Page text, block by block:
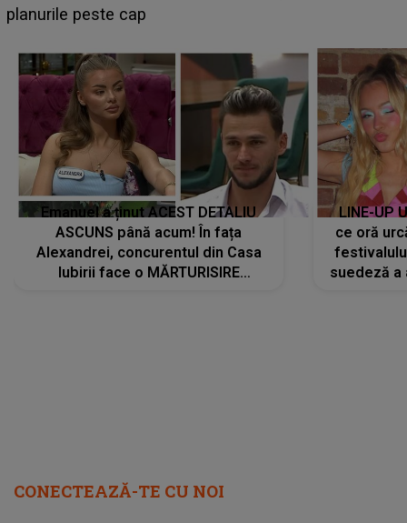
vreau! Ascultă-mă că te..."
Emanuel a ținut ACEST DETALIU
ASCUNS până acum! În fața
Alexandrei, concurentul din Casa
Iubirii face o MĂRTURISIRE
LINE-UP
ce oră
suedeză a
CONECTEAZĂ-TE CU NOI